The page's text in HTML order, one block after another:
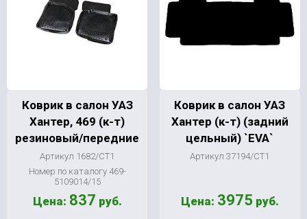
Коврик в салон УАЗ
Хантер, 469 (к-т)
резиновый/передние
Артикул 1682/СТ1
Номер по каталогу 469-
5109014/15
Цена: 837 руб.
Коврик в салон УАЗ
Хантер (к-т) (задний
цельный) `EVA`
Артикул 37194/СТ1
Цена: 3975 руб.